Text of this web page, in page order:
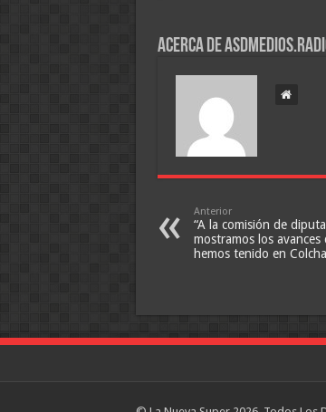
Acerca de
Anterior
“A la comisión de
mostramos los avances
hemos tenido en